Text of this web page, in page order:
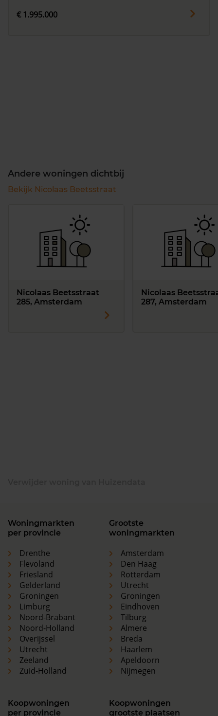
€ 1.995.000
Andere woningen dichtbij
Bekijk Nicolaas Beetsstraat
Nicolaas Beetsstraat
285, Amsterdam
Nicolaas
287, Amsterdam
Woningmarkten
per provincie
Drenthe
Flevoland
Friesland
Gelderland
Groningen
Limburg
Noord-Brabant
Noord-Holland
Overijssel
Utrecht
Zeeland
Zuid-Holland
Grootste
woningmarkten
Amsterdam
Den Haag
Rotterdam
Utrecht
Groningen
Eindhoven
Tilburg
Almere
Breda
Haarlem
Apeldoorn
Nijmegen
Koopwoningen
per provincie
Koopwoningen
grootste plaatsen